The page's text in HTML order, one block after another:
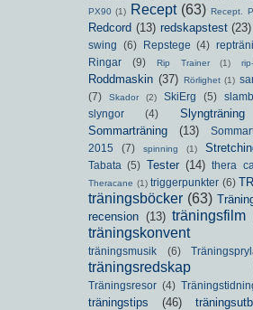
PX90 (1) Recept (63) Recept.
Redcord (13) redskapstest (23)
swing
(6) Repstege (4)
Ringar
(9) Rip Trainer (1)
Roddmaskin (37) Rörlighet (1)
(7)
Skador (2) SkiErg (5)
slyngor
(4) Slyngträning
Sommarträning
(13)
2015
(7) spinning (1)
Tabata (5) Tester (14) thera
Theracane (1) triggerpunkter (6)
träningsböcker (63)
recension (13) träningsfilm
träningskonvent
träningsmusik (6)
träningsredskap
Träningsresor (4)
träningstips (46)